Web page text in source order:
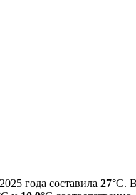
года составила 27°С.